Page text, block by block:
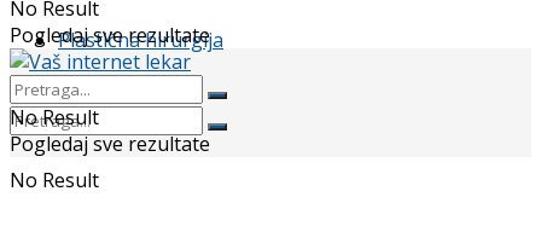
Plastična hirurgija
No Result
No Result
Pogledaj sve rezultate
No Result
Pogledaj sve rezultate